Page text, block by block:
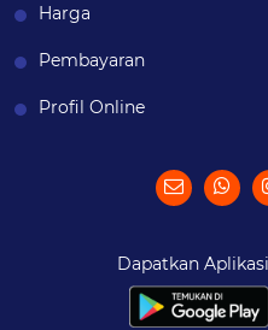
Harga
Pembayaran
Profil Online
Dapatkan